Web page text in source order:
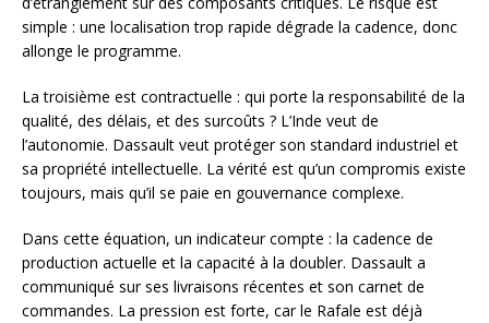
simple : une localisation trop rapide dégrade la cadence, donc
allonge le programme.
La troisième est contractuelle : qui porte la responsabilité de la
qualité, des délais, et des surcoûts ? L’Inde veut de
l’autonomie. Dassault veut protéger son standard industriel et
sa propriété intellectuelle. La vérité est qu’un compromis existe
toujours, mais qu’il se paie en gouvernance complexe.
Dans cette équation, un indicateur compte : la cadence de
production actuelle et la capacité à la doubler. Dassault a
communiqué sur ses livraisons récentes et son carnet de
commandes. La pression est forte, car le Rafale est déjà